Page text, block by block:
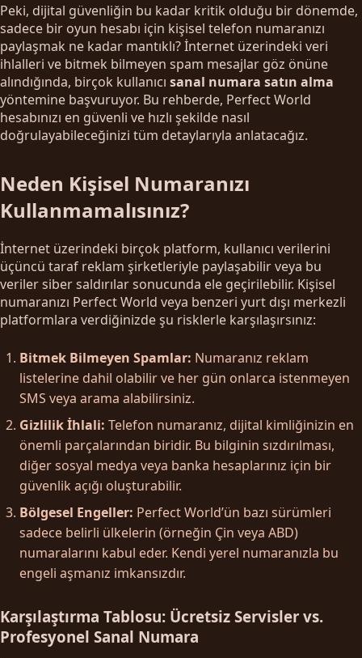
Peki, dijital güvenliğin bu kadar kritik olduğu bir dönemde,
sadece bir oyun hesabı için kişisel telefon numaranızı
paylaşmak ne kadar mantıklı? İnternet üzerindeki veri
ihlalleri ve bitmek bilmeyen spam mesajlar göz önüne
alındığında, birçok kullanıcı sanal numara satın alma
yöntemine başvuruyor. Bu rehberde, Perfect World
hesabınızı en güvenli ve hızlı şekilde nasıl
doğrulayabileceğinizi tüm detaylarıyla anlatacağız.
Neden Kişisel Numaranızı
Kullanmamalısınız?
İnternet üzerindeki birçok platform, kullanıcı verilerini
üçüncü taraf reklam şirketleriyle paylaşabilir veya bu
veriler siber saldırılar sonucunda ele geçirilebilir. Kişisel
numaranızı Perfect World veya benzeri yurt dışı merkezli
platformlara verdiğinizde şu risklerle karşılaşırsınız:
Bitmek Bilmeyen Spamlar: Numaranız reklam
listelerine dahil olabilir ve her gün onlarca istenmeyen
SMS veya arama alabilirsiniz.
Gizlilik İhlali: Telefon numaranız, dijital kimliğinizin en
önemli parçalarından biridir. Bu bilginin sızdırılması,
diğer sosyal medya veya banka hesaplarınız için bir
güvenlik açığı oluşturabilir.
Bölgesel Engeller: Perfect World’ün bazı sürümleri
sadece belirli ülkelerin (örneğin Çin veya ABD)
numaralarını kabul eder. Kendi yerel numaranızla bu
engeli aşmanız imkansızdır.
Karşılaştırma Tablosu: Ücretsiz Servisler vs.
Profesyonel Sanal Numara